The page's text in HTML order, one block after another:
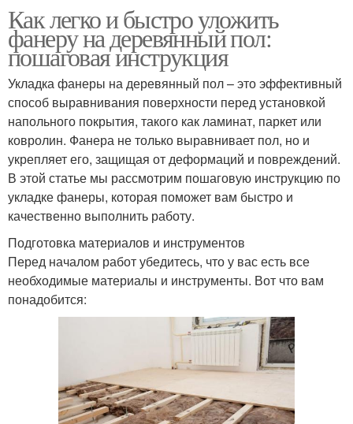
Как легко и быстро уложить
фанеру на деревянный пол:
пошаговая инструкция
Укладка фанеры на деревянный пол – это эффективный
способ выравнивания поверхности перед установкой
напольного покрытия, такого как ламинат, паркет или
ковролин. Фанера не только выравнивает пол, но и
укрепляет его, защищая от деформаций и повреждений.
В этой статье мы рассмотрим пошаговую инструкцию по
укладке фанеры, которая поможет вам быстро и
качественно выполнить работу.
Подготовка материалов и инструментов
Перед началом работ убедитесь, что у вас есть все
необходимые материалы и инструменты. Вот что вам
понадобится: